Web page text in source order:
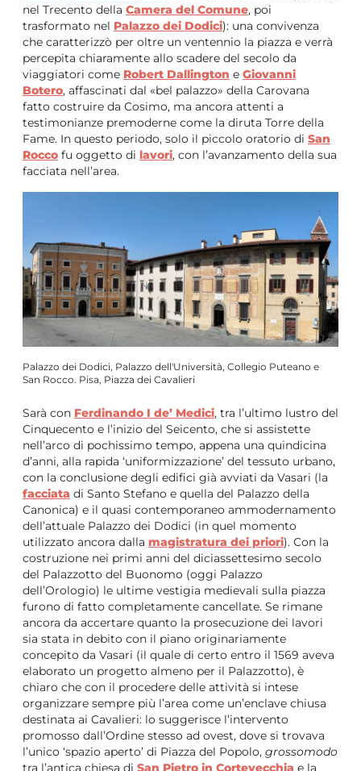
nel Trecento della Camera del Comune, poi
trasformato nel Palazzo dei Dodici): una convivenza
che caratterizzò per oltre un ventennio la piazza e verrà
percepita chiaramente allo scadere del secolo da
viaggiatori come Robert Dallington e Giovanni
Botero, affascinati dal «bel palazzo» della Carovana
fatto costruire da Cosimo, ma ancora attenti a
testimonianze premoderne come la diruta Torre della
Fame. In questo periodo, solo il piccolo oratorio di San
Rocco fu oggetto di lavori, con l’avanzamento della sua
facciata nell’area.
Palazzo dei Dodici, Palazzo dell'Università, Collegio Puteano e
San Rocco. Pisa, Piazza dei Cavalieri
Sarà con Ferdinando I de’ Medici, tra l’ultimo lustro del
Cinquecento e l’inizio del Seicento, che si assistette
nell’arco di pochissimo tempo, appena una quindicina
d’anni, alla rapida ‘uniformizzazione’ del tessuto urbano,
con la conclusione degli edifici già avviati da Vasari (la
facciata di Santo Stefano e quella del Palazzo della
Canonica) e il quasi contemporaneo ammodernamento
dell’attuale Palazzo dei Dodici (in quel momento
utilizzato ancora dalla magistratura dei priori). Con la
costruzione nei primi anni del diciassettesimo secolo
del Palazzotto del Buonomo (oggi Palazzo
dell’Orologio) le ultime vestigia medievali sulla piazza
furono di fatto completamente cancellate. Se rimane
ancora da accertare quanto la prosecuzione dei lavori
sia stata in debito con il piano originariamente
concepito da Vasari (il quale di certo entro il 1569 aveva
elaborato un progetto almeno per il Palazzotto), è
chiaro che con il procedere delle attività si intese
organizzare sempre più l’area come un’enclave chiusa
destinata ai Cavalieri: lo suggerisce l’intervento
promosso dall’Ordine stesso ad ovest, dove si trovava
l’unico ‘spazio aperto’ di Piazza del Popolo, grossomodo
tra l’antica chiesa di San Pietro in Cortevecchia e la